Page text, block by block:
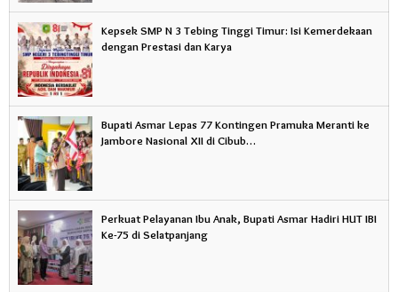
Kepsek SMP N 3 Tebing Tinggi Timur: Isi Kemerdekaan
dengan Prestasi dan Karya
Bupati Asmar Lepas 77 Kontingen Pramuka Meranti ke
Jambore Nasional XII di Cibub…
Perkuat Pelayanan Ibu Anak, Bupati Asmar Hadiri HUT IBI
Ke-75 di Selatpanjang